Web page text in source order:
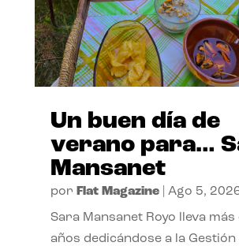
Un buen día de
verano para…
Mansanet
por Flat Magazine| Ago 5,
Sara Mansanet Royo lleva
años dedicándose a la